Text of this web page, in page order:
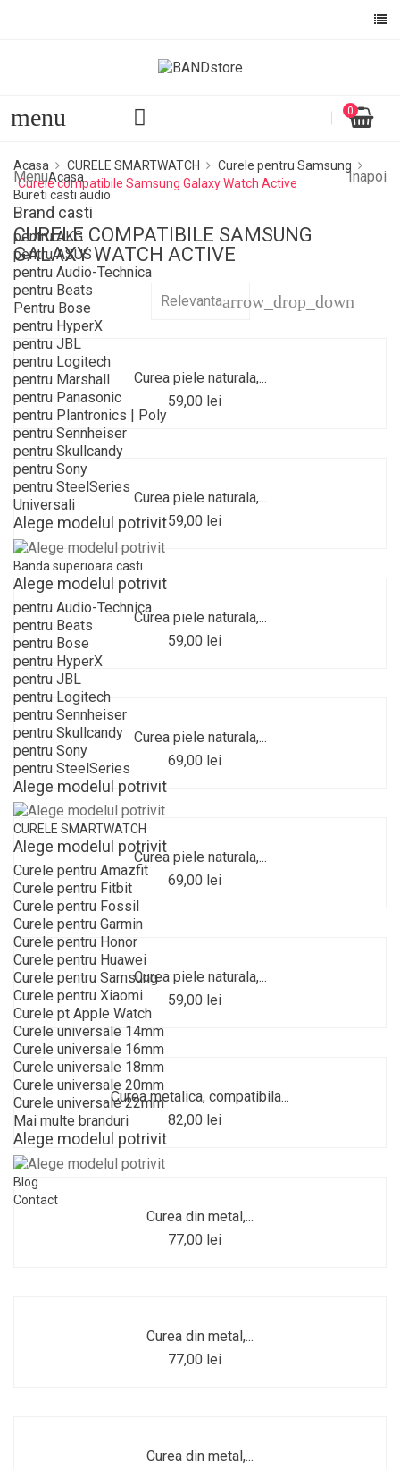
menu 0
Menu Inapoi
Acasa
Bureti casti audio
Brand casti
pentru AKG
pentru ASUS
pentru Audio-Technica
pentru Beats
Pentru Bose
pentru HyperX
pentru JBL
pentru Logitech
pentru Marshall
pentru Panasonic
pentru Plantronics | Poly
pentru Sennheiser
pentru Skullcandy
pentru Sony
pentru SteelSeries
Universali
Alege modelul potrivit
Banda superioara casti
Alege modelul potrivit
pentru Audio-Technica
pentru Beats
pentru Bose
pentru HyperX
pentru JBL
pentru Logitech
pentru Sennheiser
pentru Skullcandy
pentru Sony
pentru SteelSeries
Alege modelul potrivit
CURELE SMARTWATCH
Alege modelul potrivit
Curele pentru Amazfit
Curele pentru Fitbit
Curele pentru Fossil
Curele pentru Garmin
Curele pentru Honor
Curele pentru Huawei
Curele pentru Samsung
Curele pentru Xiaomi
Curele pt Apple Watch
Curele universale 14mm
Curele universale 16mm
Curele universale 18mm
Curele universale 20mm
Curele universale 22mm
Mai multe branduri
Alege modelul potrivit
Blog
Contact
Acasa CURELE SMARTWATCH
Curele pentru Samsung
Curele compatibile Samsung Galaxy Watch Active
CURELE COMPATIBILE SAMSUNG
GALAXY WATCH ACTIVE
Relevantaarrow_drop_down
Curea piele naturala,...
59,00 lei
Curea piele naturala,...
59,00 lei
Curea piele naturala,...
59,00 lei
Curea piele naturala,...
69,00 lei
Curea piele naturala,...
69,00 lei
Curea piele naturala,...
59,00 lei
Curea metalica, compatibila...
82,00 lei
Curea din metal,...
77,00 lei
Curea din metal,...
77,00 lei
Curea din metal,...